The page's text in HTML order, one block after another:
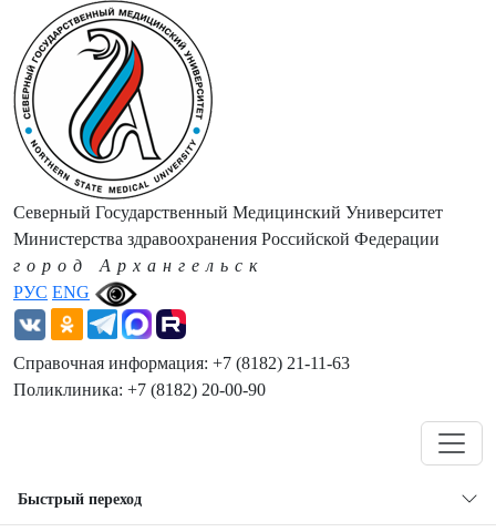
РУС ENG
Северный Государственный Медицинский Университет
Министерства здравоохранения Российской Федерации
город Архангельск
Справочная информация: +7 (8182) 21-11-63
Поликлиника: +7 (8182) 20-00-90
Быстрый переход